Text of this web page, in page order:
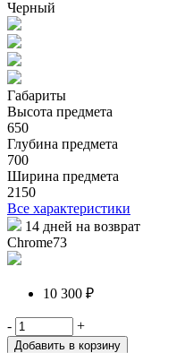
Черный
Габариты
Высота предмета
650
Глубина предмета
700
Ширина предмета
2150
Все характеристики
14 дней на возврат
Chrome73
10 300 ₽
- +
Добавить в корзину